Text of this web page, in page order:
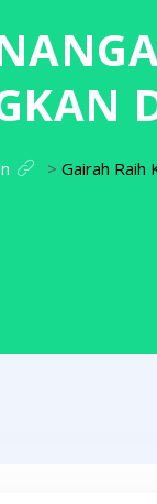
> Gairah Raih